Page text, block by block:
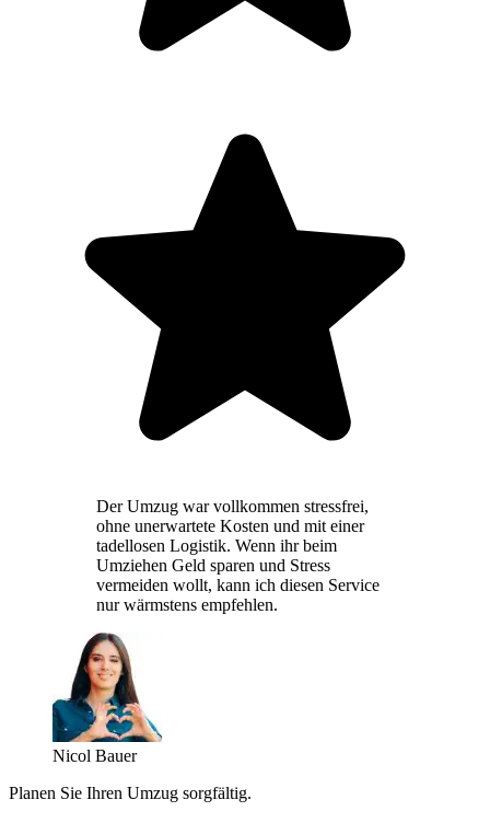
Der Umzug war vollkommen stressfrei,
ohne unerwartete Kosten und mit einer
tadellosen Logistik. Wenn ihr beim
Umziehen Geld sparen und Stress
vermeiden wollt, kann ich diesen Service
nur wärmstens empfehlen.
Nicol Bauer
Planen Sie Ihren Umzug sorgfältig.